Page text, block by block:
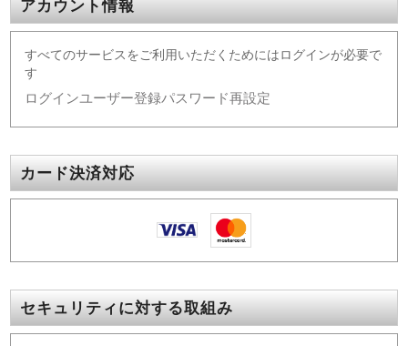
アカウント情報
すべてのサービスをご利用いただくためにはログインが必要で
す
ログインユーザー登録パスワード再設定
カード決済対応
セキュリティに対する取組み